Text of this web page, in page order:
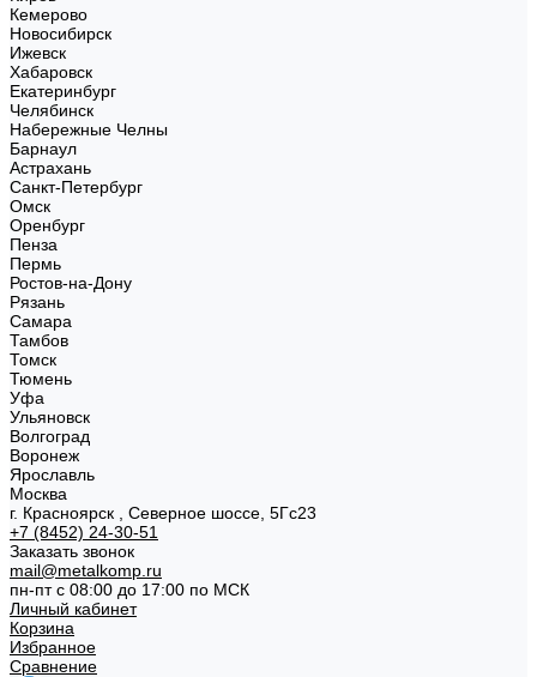
Кемерово
Новосибирск
Ижевск
Хабаровск
Екатеринбург
Челябинск
Набережные Челны
Барнаул
Астрахань
Санкт-Петербург
Омск
Оренбург
Пенза
Пермь
Ростов-на-Дону
Рязань
Самара
Тамбов
Томск
Тюмень
Уфа
Ульяновск
Волгоград
Воронеж
Ярославль
Москва
г. Красноярск , Северное шоссе, 5Гс23
+7 (8452) 24-30-51
Заказать звонок
mail@metalkomp.ru
пн-пт с 08:00 до 17:00 по МСК
Личный кабинет
Корзина
Избранное
Сравнение